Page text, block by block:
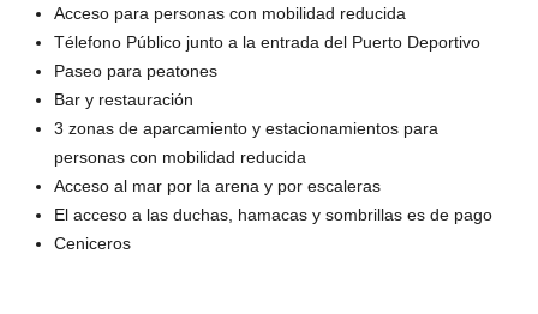
Acceso para personas con mobilidad reducida
Télefono Público junto a la entrada del Puerto Deportivo
Paseo para peatones
Bar y restauración
3 zonas de aparcamiento y estacionamientos para
personas con mobilidad reducida
Acceso al mar por la arena y por escaleras
El acceso a las duchas, hamacas y sombrillas es de pago
Ceniceros